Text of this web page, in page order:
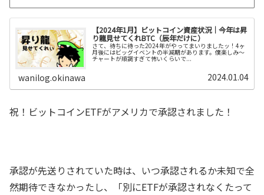
【2024年1月】ビットコイン資産状況｜今年は昇
り龍見せてくれBTC（辰年だけに）
さて、待ちに待った2024年がやってまいりましたッ！4ヶ
月後にはビッグイベントの半減期があります。僕楽しみ～
チャートが順調すぎて怖いくらいで...
wanilog.okinawa 2024.01.04
祝！ビットコインETFがアメリカで承認されました！
承認が先送りされていた時は、いつ承認されるか未知で全
然期待できなかったし、「別にETFが承認されなくたって